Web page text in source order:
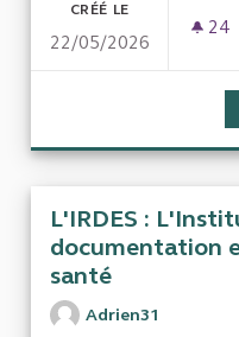
CRÉÉ LE
22/05/2026
24
L'IRDES :
documentation
santé
Adrien31